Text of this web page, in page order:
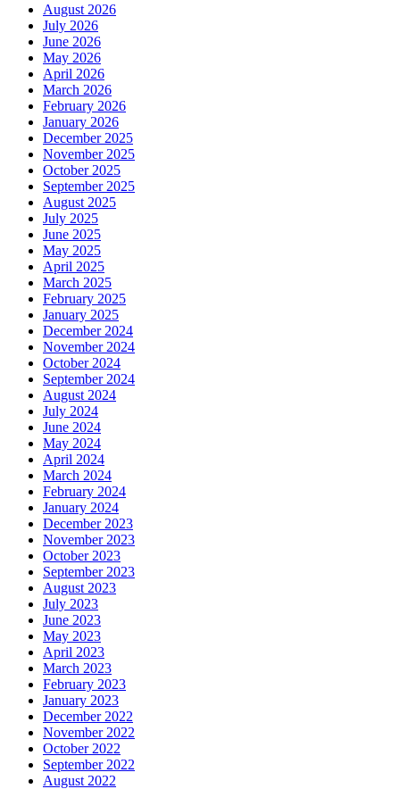
August 2026
July 2026
June 2026
May 2026
April 2026
March 2026
February 2026
January 2026
December 2025
November 2025
October 2025
September 2025
August 2025
July 2025
June 2025
May 2025
April 2025
March 2025
February 2025
January 2025
December 2024
November 2024
October 2024
September 2024
August 2024
July 2024
June 2024
May 2024
April 2024
March 2024
February 2024
January 2024
December 2023
November 2023
October 2023
September 2023
August 2023
July 2023
June 2023
May 2023
April 2023
March 2023
February 2023
January 2023
December 2022
November 2022
October 2022
September 2022
August 2022